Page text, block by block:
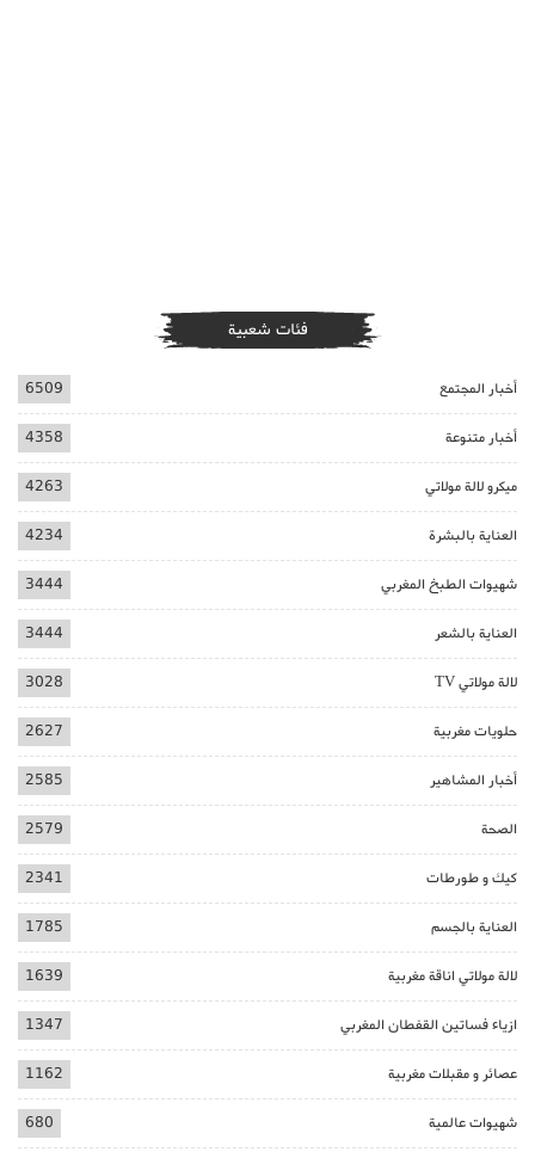
فئات شعبية
أخبار المجتمع 6509
أخبار متنوعة 4358
ميكرو لالة مولاتي 4263
العناية بالبشرة 4234
شهيوات الطبخ المغربي 3444
العناية بالشعر 3444
لالة مولاتي TV 3028
حلويات مغربية 2627
أخبار المشاهير 2585
الصحة 2579
كيك و طورطات 2341
العناية بالجسم 1785
لالة مولاتي اناقة مغربية 1639
ازياء فساتين القفطان المغربي 1347
عصائر و مقبلات مغربية 1162
شهيوات عالمية 680